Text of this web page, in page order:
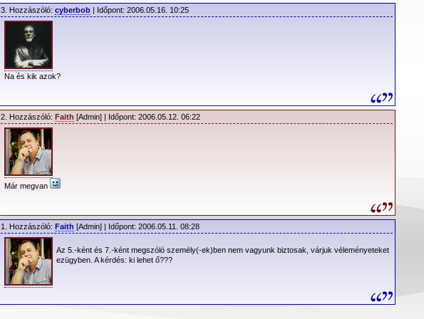
MARTYN ATKINS:
az első lemezük, melyet az elejétől a végéig meghallgattam.
NEIL FERRIS:
albumainak – főleg a Depeche-től… Újra a reflektorfénybe kerültek vele.
FLOOD:Zeneileg – ahogy a
közönségük is „öregedett” – ők
is sokkal érettebbek lettek, de
még mindig volt bennük egyfajta
mélység.
GARETH JONES:
szerepet játszottak, a négy fiú
egyre szívósabbá, hangzásuk
pedig sötétebbé, komorabbá
vált.
3. Hozzászóló: cyberbob | Időpont: 2006.05.16. 10:25
Na és kik azok?
2. Hozzászóló: Faith [Admin] | Időpont: 2006.05.12. 06:22
Már megvan
1. Hozzászóló: Faith [Admin] | Időpont: 2006.05.11. 08:28
Az 5.-ként és 7.-ként megszóló személy(-ek)ben nem vagyunk biztosak, várjuk véleményeteket
ezügyben. A kérdés: ki lehet ő???